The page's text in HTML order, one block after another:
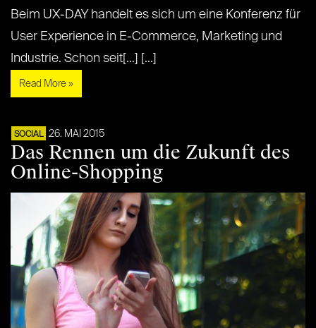
Beim UX-DAY handelt es sich um eine Konferenz für
User Experience in E-Commerce, Marketing und
Industrie. Schon seit[...] [...]
Read More »
SOCIAL 26. MAI 2015
Das Rennen um die Zukunft des
Online-Shopping